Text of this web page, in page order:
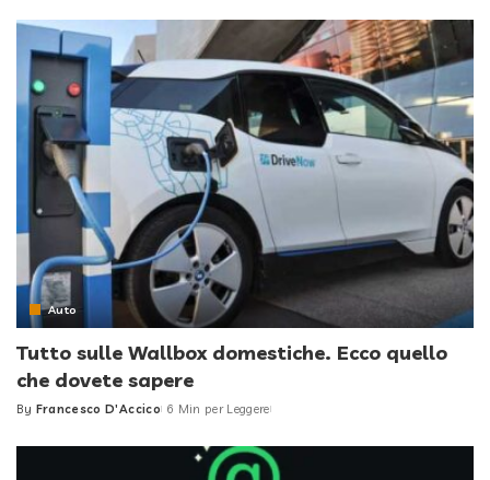
Auto
Tutto sulle Wallbox domestiche. Ecco quello
che dovete sapere
Posted
By Francesco D'Accico 6 Min per Leggere